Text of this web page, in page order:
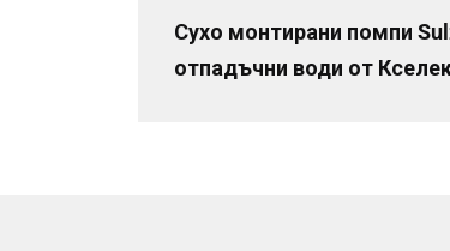
Сухо монтирани помпи
отпадъчни води от